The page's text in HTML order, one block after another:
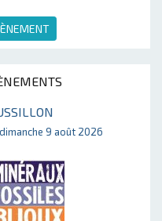
9 août 2026